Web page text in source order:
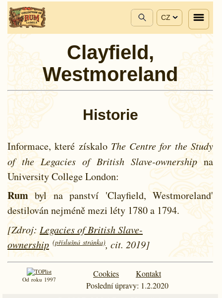
CZ
Clayfield,
Westmoreland
Historie
Informace, které získalo The Centre for the Study
of the Legacies of British Slave-ownership na
University College London:
Rum byl na panství 'Clayfield, Westmoreland'
destilován nejméně mezi léty 1780 a 1794.
[Zdroj: Legacies of British Slave-
ownership (příslušná stránka), cit. 2019]
Od roku 1997
Cookies
Kontakt
Poslední úpravy: 1.2.2020